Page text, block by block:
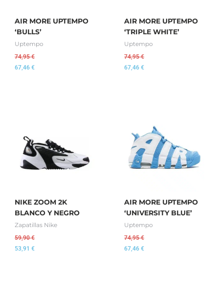
AIR MORE UPTEMPO
‘BULLS’
Uptempo
74,95€
67,46 €
AIR MORE UPTEMPO
‘TRIPLE WHITE’
Uptempo
74,95€
67,46 €
NIKE ZOOM 2K
BLANCO Y NEGRO
Zapatillas Nike
59,90€
53,91 €
AIR MORE UPTEMPO
‘UNIVERSITY BLUE’
Uptempo
74,95€
67,46 €